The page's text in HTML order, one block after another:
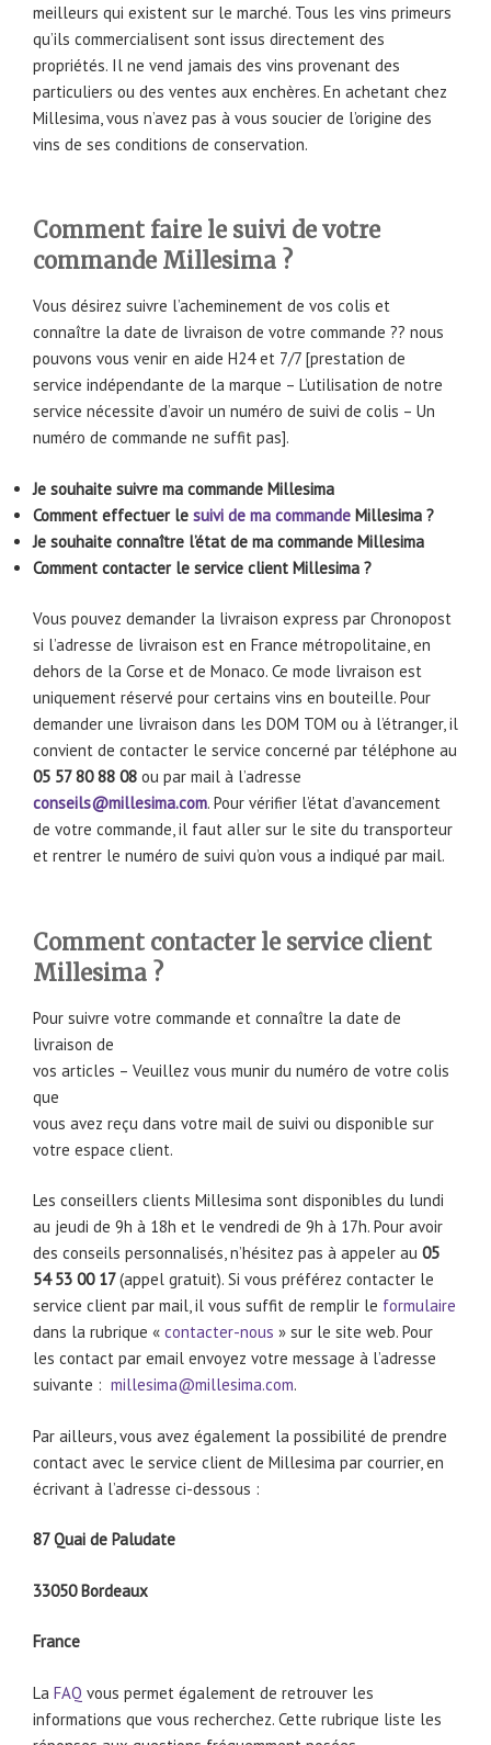
meilleurs qui existent sur le marché. Tous les vins primeurs
qu’ils commercialisent sont issus directement des
propriétés. Il ne vend jamais des vins provenant des
particuliers ou des ventes aux enchères. En achetant chez
Millesima, vous n’avez pas à vous soucier de l’origine des
vins de ses conditions de conservation.
Comment faire le suivi de votre
commande Millesima ?
Vous désirez suivre l’acheminement de vos colis et
connaître la date de livraison de votre commande ?? nous
pouvons vous venir en aide H24 et 7/7 [prestation de
service indépendante de la marque – L’utilisation de notre
service nécessite d’avoir un numéro de suivi de colis – Un
numéro de commande ne suffit pas].
Je souhaite suivre ma commande Millesima
Comment effectuer le suivi de ma commande Millesima ?
Je souhaite connaître l’état de ma commande Millesima
Comment contacter le service client Millesima ?
Vous pouvez demander la livraison express par Chronopost
si l’adresse de livraison est en France métropolitaine, en
dehors de la Corse et de Monaco. Ce mode livraison est
uniquement réservé pour certains vins en bouteille. Pour
demander une livraison dans les DOM TOM ou à l’étranger, il
convient de contacter le service concerné par téléphone au
05 57 80 88 08 ou par mail à l’adresse
conseils@millesima.com. Pour vérifier l’état d’avancement
de votre commande, il faut aller sur le site du transporteur
et rentrer le numéro de suivi qu’on vous a indiqué par mail.
Comment contacter le service client
Millesima ?
Pour suivre votre commande et connaître la date de
livraison de
vos articles – Veuillez vous munir du numéro de votre colis
que
vous avez reçu dans votre mail de suivi ou disponible sur
votre espace client.
Les conseillers clients Millesima sont disponibles du lundi
au jeudi de 9h à 18h et le vendredi de 9h à 17h. Pour avoir
des conseils personnalisés, n’hésitez pas à appeler au 05
54 53 00 17(appel gratuit). Si vous préférez contacter le
service client par mail, il vous suffit de remplir le formulaire
dans la rubrique « contacter-nous » sur le site web. Pour
les contact par email envoyez votre message à l’adresse
suivante : millesima@millesima.com.
Par ailleurs, vous avez également la possibilité de prendre
contact avec le service client de Millesima par courrier, en
écrivant à l’adresse ci-dessous :
87 Quai de Paludate
33050 Bordeaux
France
La FAQ vous permet également de retrouver les
informations que vous recherchez. Cette rubrique liste les